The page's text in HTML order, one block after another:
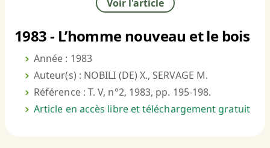
Voir l'article
1983 - L’homme nouveau et le bois
Année : 1983
Auteur(s) : NOBILI (DE) X., SERVAGE M.
Référence : T. V, n°2, 1983, pp. 195-198.
Article en accès libre et téléchargement gratuit